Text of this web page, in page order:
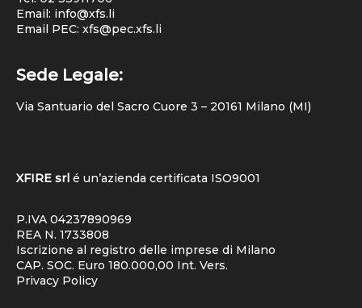
Email: info@xfs.li
Email PEC: xfs@pec.xfs.li
Sede Legale:
Via Santuario del Sacro Cuore 3 – 20161 Milano (MI)
XFIRE srl é un’azienda certificata ISO9001
P.IVA 04237890969
REA N. 1733808
Iscrizione al registro delle imprese di Milano
CAP. SOC. Euro 180.000,00 Int. Vers.
Privacy Policy